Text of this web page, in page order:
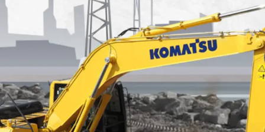
EXCAVATOR TOOLS
KOMATSU PC200-10M0 CE